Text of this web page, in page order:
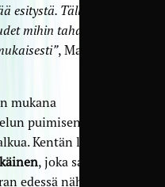
esitystä. Tälläkin
mihin tahansa kun
, Maluka
mukana
puimisen jo klo
Kentän laidalla
, joka saa
edessä nähtävän